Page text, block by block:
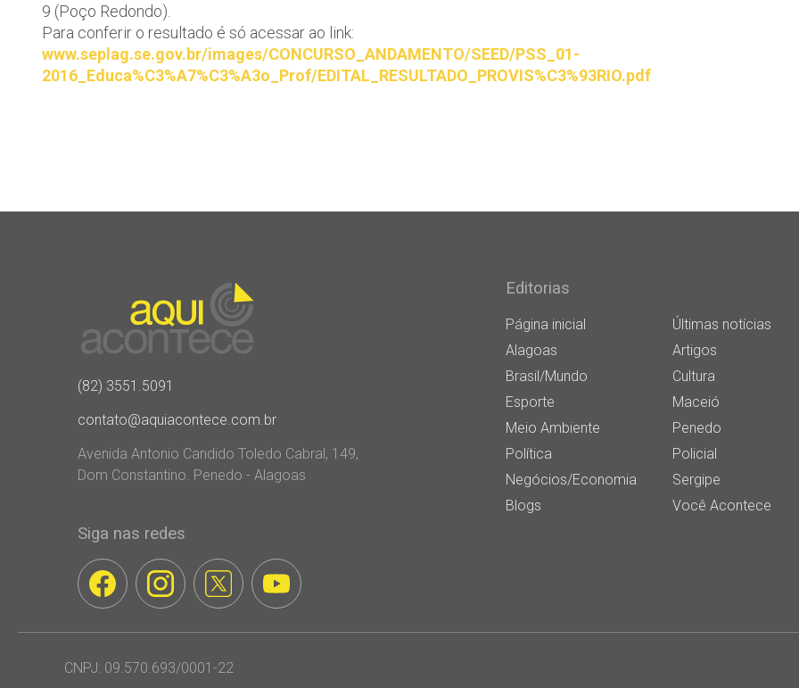
9 (Poço Redondo).
Para conferir o resultado é só acessar ao link:
www.seplag.se.gov.br/images/CONCURSO_ANDAMENTO/SEED/PSS_01-
2016_Educa%C3%A7%C3%A3o_Prof/EDITAL_RESULTADO_PROVIS%C3%93RIO.pdf
(82) 3551.5091
contato@aquiacontece.com.br
Avenida Antonio Candido Toledo Cabral, 149,
Dom Constantino. Penedo - Alagoas
Siga nas redes
Editorias
Página inicial
Últimas notícias
Alagoas
Artigos
Brasil/Mundo
Cultura
Esporte
Maceió
Meio Ambiente
Penedo
Política
Policial
Negócios/Economia
Sergipe
Blogs
Você Acontece
CNPJ: 09.570.693/0001-22